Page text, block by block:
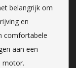
belangrijk om
en
comfortabele
aan een
motor.